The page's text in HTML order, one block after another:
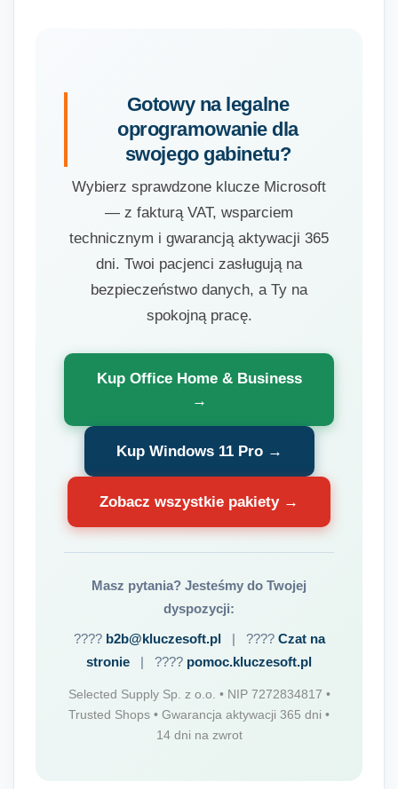
Gotowy na legalne
oprogramowanie dla
swojego gabinetu?
Wybierz sprawdzone klucze Microsoft
— z fakturą VAT, wsparciem
technicznym i gwarancją aktywacji 365
dni. Twoi pacjenci zasługują na
bezpieczeństwo danych, a Ty na
spokojną pracę.
Kup Office Home & Business
→
Kup Windows 11 Pro →
Zobacz wszystkie pakiety →
Masz pytania? Jesteśmy do Twojej
dyspozycji:
???? b2b@kluczesoft.pl| ???? Czat na
stronie | ???? pomoc.kluczesoft.pl
Selected Supply Sp. z o.o. • NIP 7272834817 •
Trusted Shops • Gwarancja aktywacji 365 dni •
14 dni na zwrot